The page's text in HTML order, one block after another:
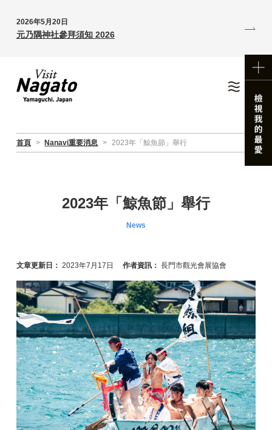
2026年5月20日
元乃隅神社參拜須知 2026
首頁 > Nanavi重要消息 > 2023年「鯨魚節」舉行
2023年「鯨魚節」舉行
News
文章更新日： 2023年7月17日 作者資訊： 長門市觀光會展協會